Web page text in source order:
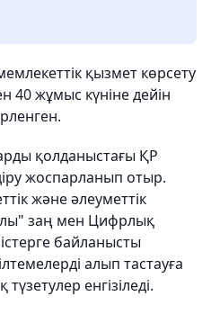
қызмет көрсету
40 жұмыс күніне дейін
қолданыстағы ҚР
жоспарланып отыр.
және әлеуметтік
заң мен Цифрлық
байланысты
алып тастауға
енгізіледі.